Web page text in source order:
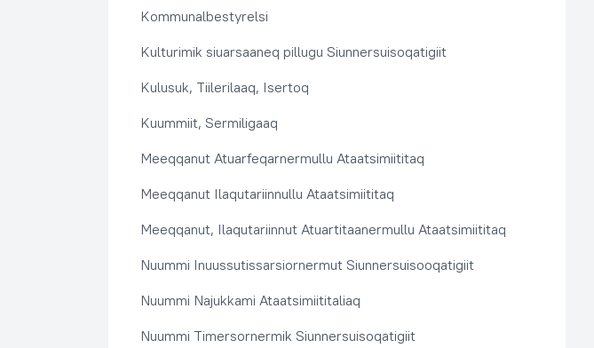
Kommunalbestyrelsi
Kulturimik siuarsaaneq pillugu Siunnersuisoqatigiit
Kulusuk, Tiilerilaaq, Isertoq
Kuummiit, Sermiligaaq
Meeqqanut Atuarfeqarnermullu Ataatsimiititaq
Meeqqanut Ilaqutariinnullu Ataatsimiititaq
Meeqqanut, Ilaqutariinnut Atuartitaanermullu Ataatsimiititaq
Nuummi Inuussutissarsiornermut Siunnersuisooqatigiit
Nuummi Najukkami Ataatsimiititaliaq
Nuummi Timersornermik Siunnersuisoqatigiit